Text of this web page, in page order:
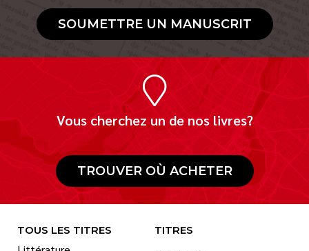
SOUMETTRE UN MANUSCRIT
Vous cherchez un de nos livres?
TROUVER OÙ ACHETER
TOUS LES TITRES
TITRES